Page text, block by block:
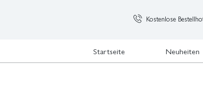
Kostenlose
Startseite Neuheiten